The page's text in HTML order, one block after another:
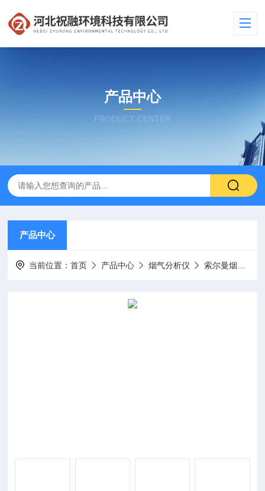
产品中心
PRODUCT CENTER
产品中心
当前位置：首页 产品中心 烟气分析仪 索尔曼烟气分析仪